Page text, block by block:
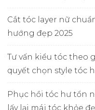
Cắt tóc layer nữ
hướng đẹp 2025
Tư vấn kiểu tóc theo
quyết chọn style tóc
Phục hồi tóc hư tổn
lấy lại mái tóc khỏe